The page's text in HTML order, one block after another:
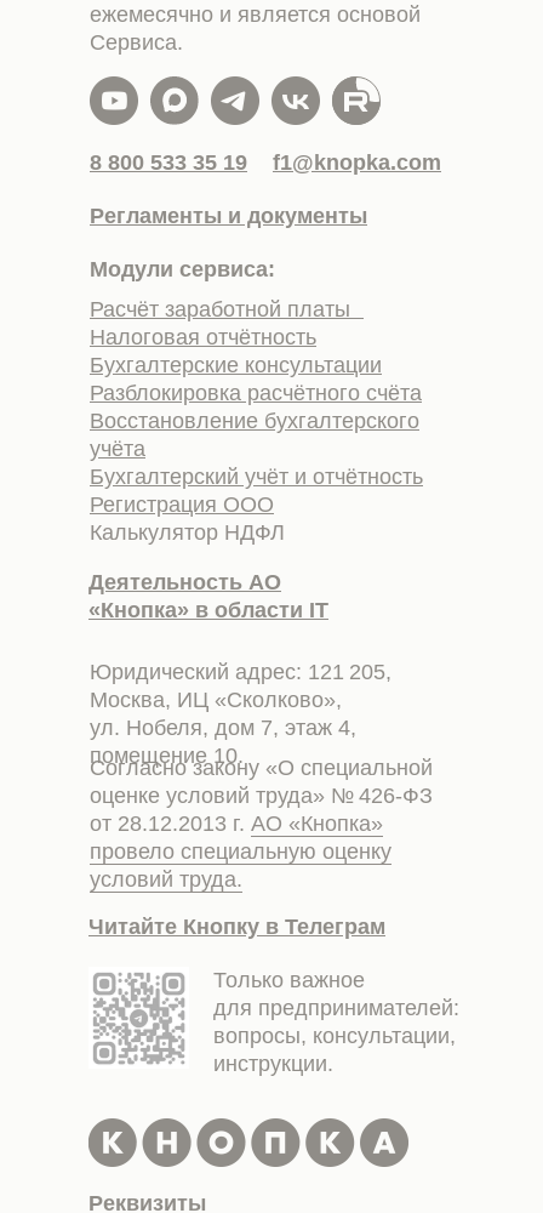
8 800 533 35 19 f1@knopka.com
Регламенты и документы
Модули сервиса:
Расчёт заработной платы
Налоговая отчётность
Бухгалтерские консультации
Разблокировка расчётного счёта
Восстановление бухгалтерского
учёта
Бухгалтерский учёт и отчётность
Регистрация ООО
Калькулятор НДФЛ
Деятельность АО
«Кнопка» в области IT
Юридический адрес: 121 205,
Москва, ИЦ «Сколково»,
ул. Нобеля, дом 7, этаж 4,
помещение 10.
Согласно закону «О специальной
оценке условий труда» № 426-ФЗ
от 28.12.2013 г. АО «Кнопка»
провело специальную оценку
условий труда.
Читайте Кнопку в Телеграм
Только важное
для предпринимателей:
вопросы, консультации,
инструкции.
Реквизиты
ежемесячно и является основой
Сервиса.